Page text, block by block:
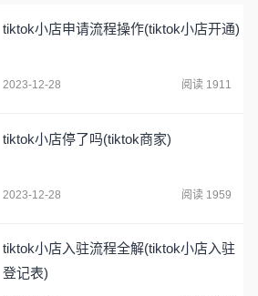
tiktok小店申请流程操作(tiktok小店开通)
2023-12-28 阅读 1911
tiktok小店停了吗(tiktok商家)
2023-12-28 阅读 1959
tiktok小店入驻流程全解(tiktok小店入驻
登记表)